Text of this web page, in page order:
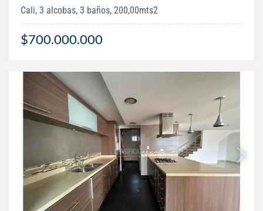
Cali, 3 alcobas, 3 baños, 200,00mts2
$700.000.000